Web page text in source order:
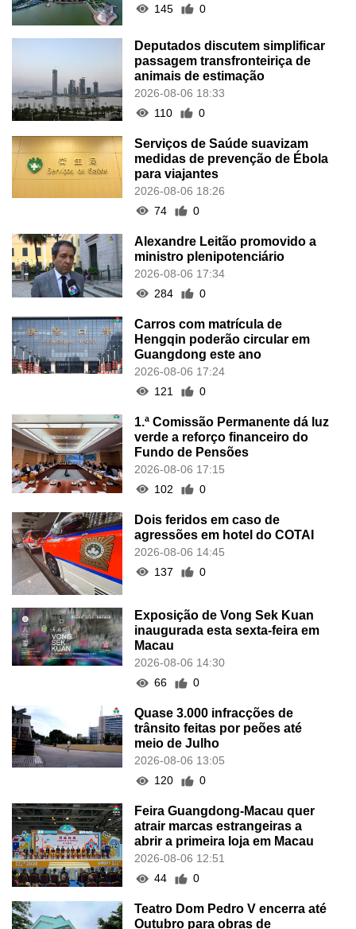
145
0
Deputados discutem simplificar
passagem transfronteiriça de
animais de estimação
2026-08-06 18:33
110
0
Serviços de Saúde suavizam
medidas de prevenção de Ébola
para viajantes
2026-08-06 18:26
74
0
Alexandre Leitão promovido a
ministro plenipotenciário
2026-08-06 17:34
284
0
Carros com matrícula de
Hengqin poderão circular em
Guangdong este ano
2026-08-06 17:24
121
0
1.ª Comissão Permanente dá luz
verde a reforço financeiro do
Fundo de Pensões
2026-08-06 17:15
102
0
Dois feridos em caso de
agressões em hotel do COTAI
2026-08-06 14:45
137
0
Exposição de Vong Sek Kuan
inaugurada esta sexta-feira em
Macau
2026-08-06 14:30
66
0
Quase 3.000 infracções de
trânsito feitas por peões até
meio de Julho
2026-08-06 13:05
120
0
Feira Guangdong-Macau quer
atrair marcas estrangeiras a
abrir a primeira loja em Macau
2026-08-06 12:51
44
0
Teatro Dom Pedro V encerra até
Outubro para obras de